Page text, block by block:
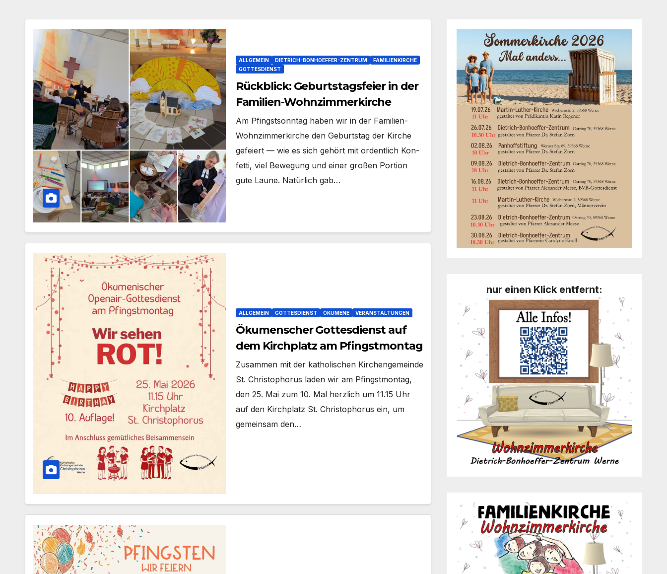
ALLGEMEIN DIETRICH-BONHOEFFER-ZENTRUM
FAMILIENKIRCHE
GOTTESDIENST
Rückblick: Geburtstagsfeier in der
Familien-Wohnzimmerkirche
Am Pfingst­sonn­tag haben wir in der Familien-
Wohnzimmerkirche den Geburts­tag der Kir­che
gefei­ert — wie es sich gehört mit ordent­lich Kon­
fet­ti, viel Bewe­gung und einer gro­ßen Por­ti­on
gute Lau­ne. Natür­lich gab…
ALLGEMEIN GOTTESDIENST ÖKUMENE VERANSTALTUNGEN
Ökumenscher Gottesdienst auf
dem Kirchplatz am Pfingstmontag
Zusam­men mit der katho­li­schen Kir­chen­ge­mein­de
St. Chris­to­pho­rus laden wir am Pfingst­mon­tag,
den 25. Mai zum 10. Mal herz­lich um 11.15 Uhr
auf den Kirch­platz St. Chris­to­pho­rus ein, um
gemein­sam den…
nur einen Klick entfernt: